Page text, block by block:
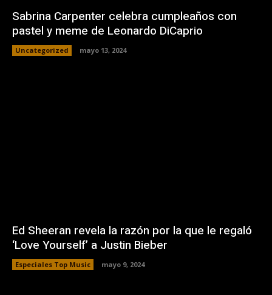
Sabrina Carpenter celebra cumpleaños con
pastel y meme de Leonardo DiCaprio
Uncategorized mayo 13, 2024
Ed Sheeran revela la razón por la que le regaló
‘Love Yourself’ a Justin Bieber
Especiales Top Music mayo 9, 2024